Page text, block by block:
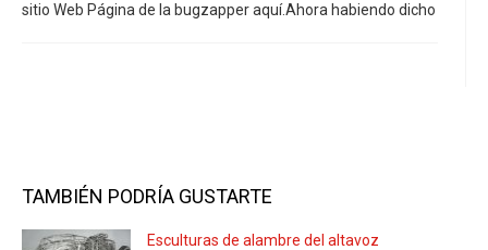
sitio Web Página de la bugzapper aquí.Ahora habiendo dicho
TAMBIÉN PODRÍA GUSTARTE
Esculturas de alambre del altavoz